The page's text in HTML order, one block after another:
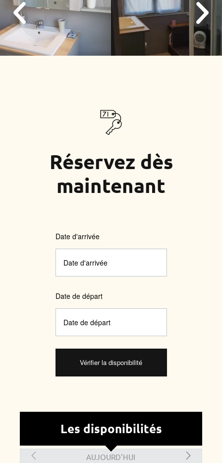
Réservez dès
maintenant
Date d'arrivée
Date de départ
Les disponibilités
AUJOURD'HUI